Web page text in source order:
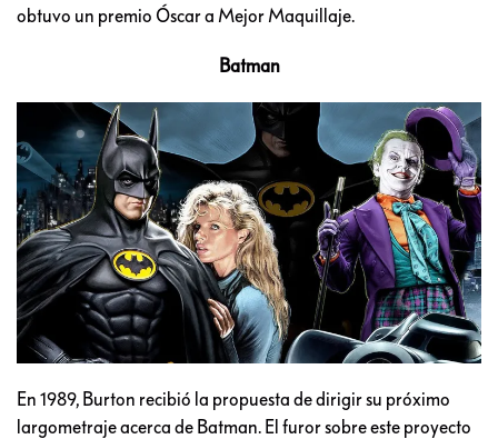
obtuvo un premio Óscar a Mejor Maquillaje.
Batman
En 1989, Burton recibió la propuesta de dirigir su próximo
largometraje acerca de Batman. El furor sobre este proyecto